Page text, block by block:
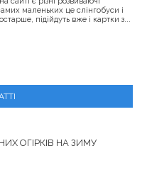
маленьких це слінгобуси і
підійдуть вже і картки з...
ОГІРКІВ НА ЗИМУ